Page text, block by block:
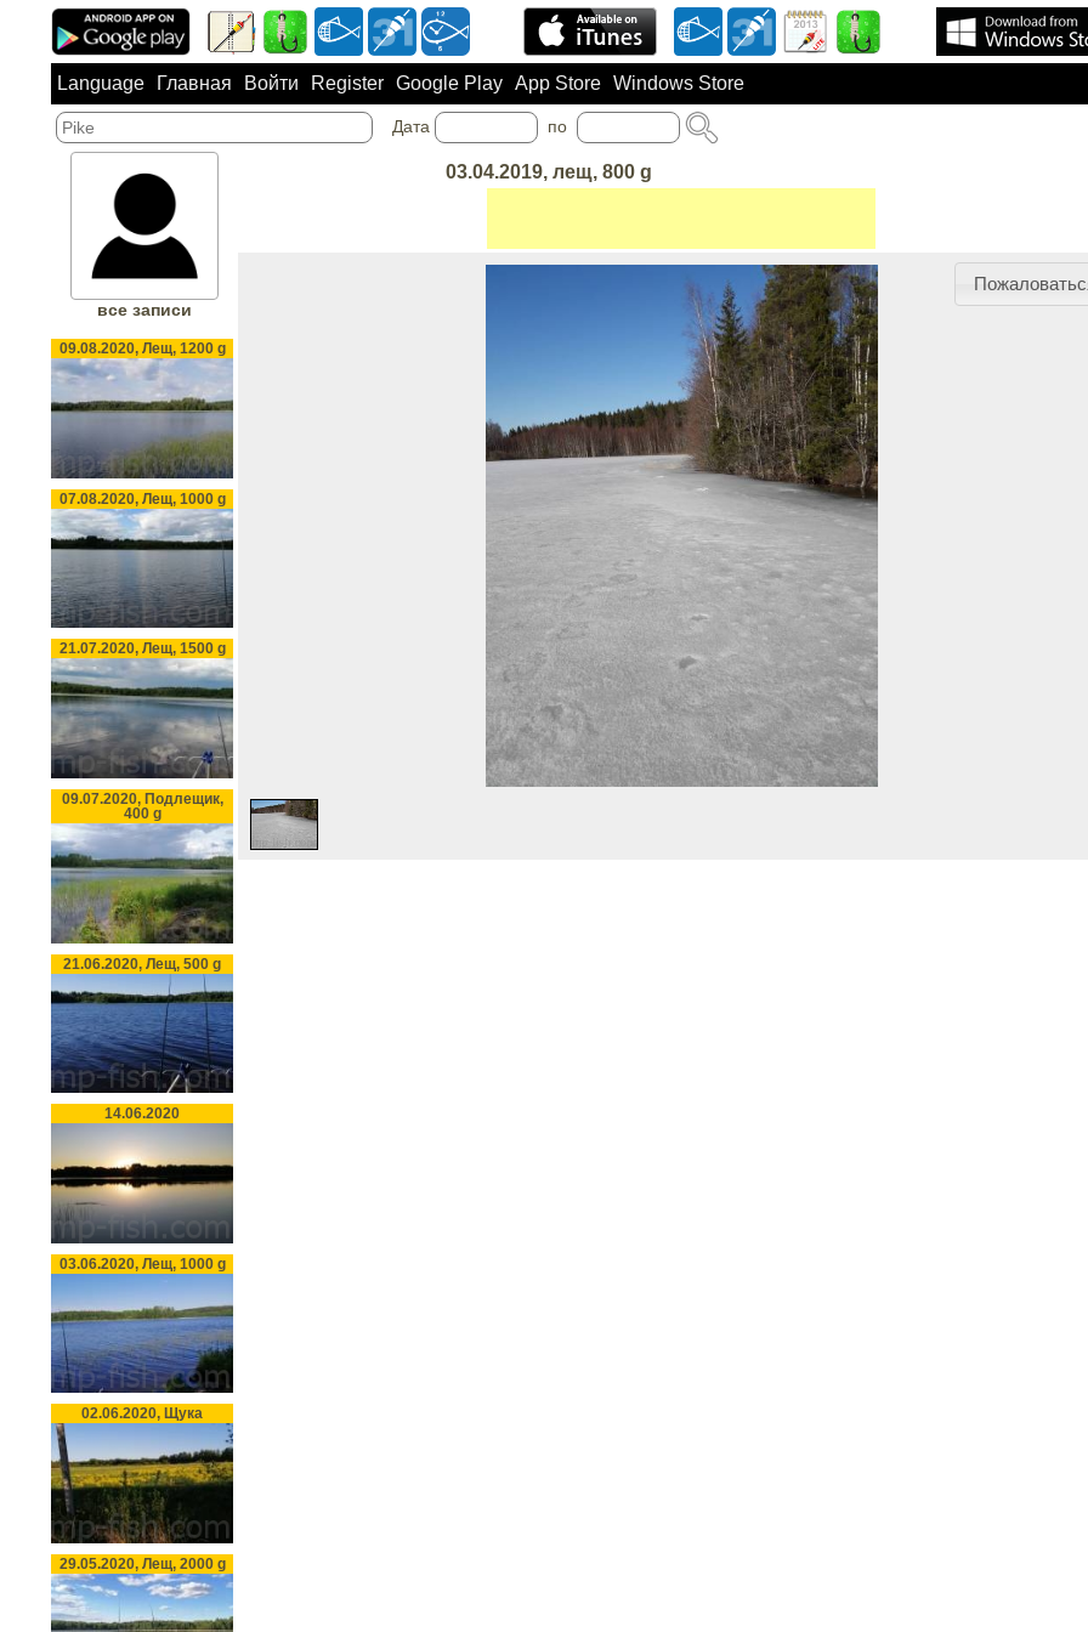
Language Главная Войти Register Google Play App Store Windows Store
Дата по
03.04.2019, лещ, 800 g
все записи
09.08.2020, Лещ, 1200 g
07.08.2020, Лещ, 1000 g
21.07.2020, Лещ, 1500 g
09.07.2020, Подлещик,
400 g
21.06.2020, Лещ, 500 g
14.06.2020
03.06.2020, Лещ, 1000 g
02.06.2020, Щука
29.05.2020, Лещ, 2000 g